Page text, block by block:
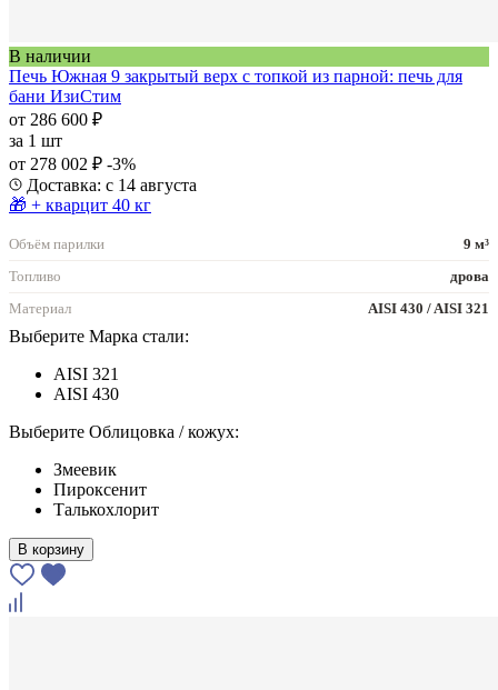
В наличии
Печь Южная 9 закрытый верх с топкой из парной: печь для
бани ИзиСтим
от 286 600 ₽
за 1 шт
от 278 002 ₽ -3%
Доставка: с 14 августа
🎁 + кварцит 40 кг
Объём парилки
9 м³
Топливо
дрова
Материал
AISI 430 / AISI 321
Выберите Марка стали:
AISI 321
AISI 430
Выберите Облицовка / кожух:
Змеевик
Пироксенит
Талькохлорит
В корзину